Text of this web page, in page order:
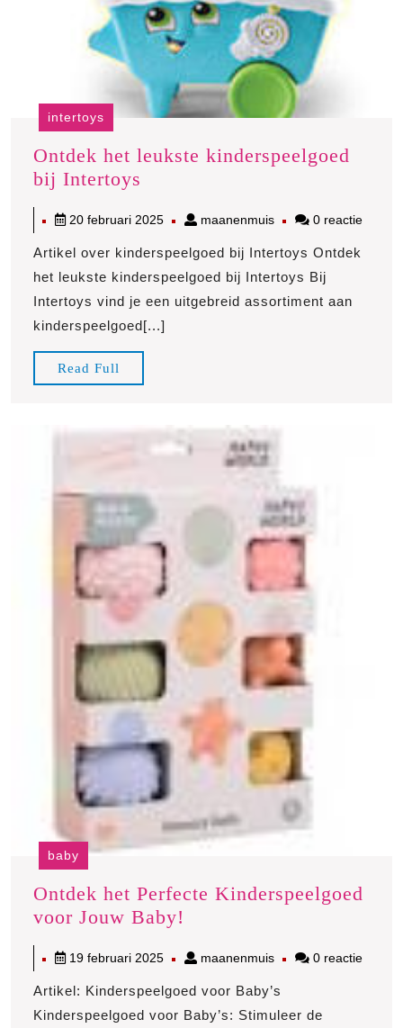
intertoys
Ontdek het leukste kinderspeelgoed
bij Intertoys
leukste
kinderspeelgoed
bij
Intertoys
20 februari 202520
2025
maanenmuismaanenmuis
0 reactie
Artikel over kinderspeelgoed bij Intertoys Ontdek
het leukste kinderspeelgoed bij Intertoys Bij
Intertoys vind je een uitgebreid assortiment aan
kinderspeelgoed[...]
Read Full
Full
baby
Ontdek het Perfecte Kinderspeelgoed
voor Jouw Baby!
Perfecte
Kinderspeelgoed
voor
19 februari 202519
2025
maanenmuismaanenmuis
0 reactie
Artikel: Kinderspeelgoed voor Baby’s
Kinderspeelgoed voor Baby’s: Stimuleer de